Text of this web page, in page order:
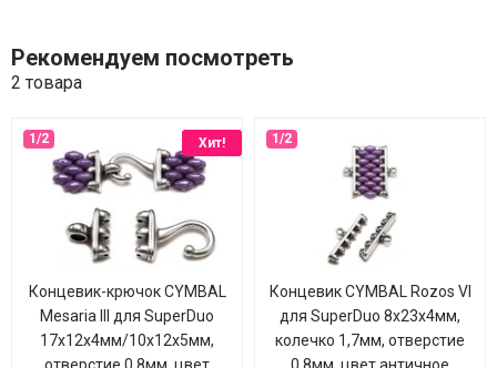
Рекомендуем посмотреть
2 товара
Хит!
Концевик-крючок CYMBAL
Mesaria III для SuperDuo
17х12х4мм/10х12х5мм,
Концевик CYMBAL Rozos VI
для SuperDuo 8х23х4мм,
колечко 1,7мм, отверстие